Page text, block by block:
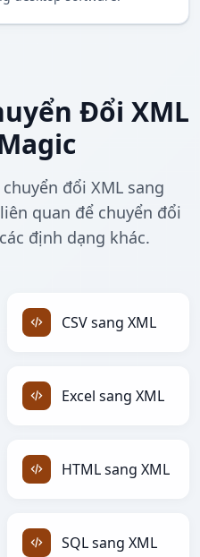
Đổi XML
đổi XML sang
quan để chuyển đổi
định dạng khác.
CSV sang XML
Excel sang XML
HTML sang XML
SQL sang XML